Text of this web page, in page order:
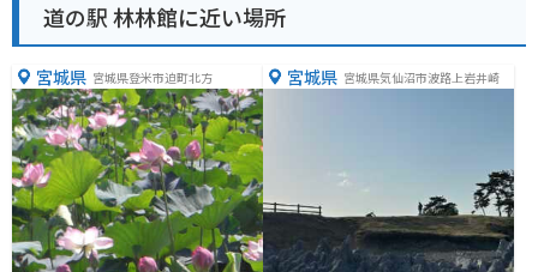
道の駅 林林館に近い場所
宮城県 宮城県登米市迫町北方 宮城県 宮城県気仙沼市波路上岩井崎